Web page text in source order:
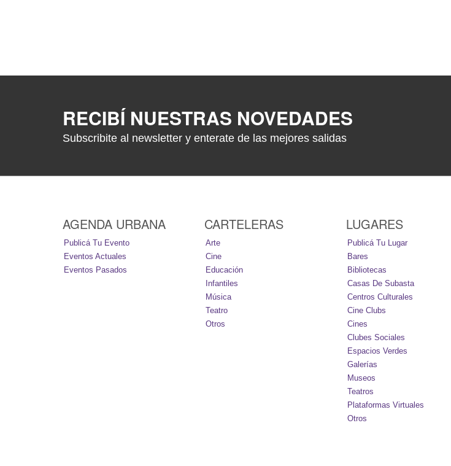
RECIBÍ NUESTRAS NOVEDADES
Subscribite al newsletter y enterate de las mejores salidas
AGENDA URBANA
Publicá Tu Evento
Eventos Actuales
Eventos Pasados
CARTELERAS
Arte
Cine
Educación
Infantiles
Música
Teatro
Otros
LUGARES
Publicá Tu Lugar
Bares
Bibliotecas
Casas De Subasta
Centros Culturales
Cine Clubs
Cines
Clubes Sociales
Espacios Verdes
Galerías
Museos
Teatros
Plataformas Virtuales
Otros